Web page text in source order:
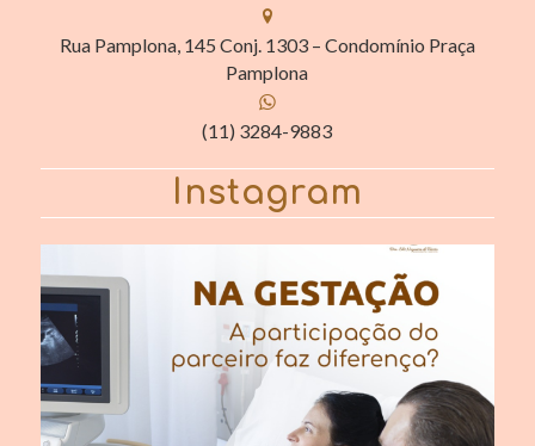
Rua Pamplona, 145 Conj. 1303 – Condomínio Praça
Pamplona
(11) 3284-9883
Instagram